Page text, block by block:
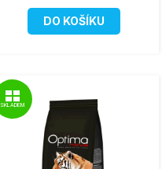
DO KOŠÍKU
SKLADEM